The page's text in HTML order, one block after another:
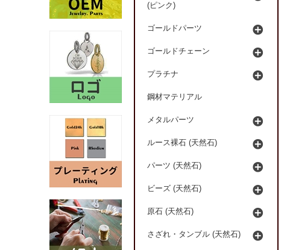
(ピンク)
ゴールドパーツ
ゴールドチェーン
プラチナ
鋼材マテリアル
メタルパーツ
ルース裸石 (天然石)
パーツ (天然石)
ビーズ (天然石)
原石 (天然石)
さざれ・タンブル (天然石)